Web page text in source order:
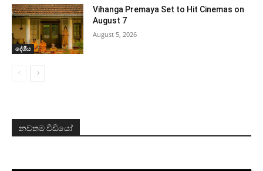
දේශීය
Vihanga Premaya Set to Hit Cinemas on
August 7
August 5, 2026
නවතම වීඩියෝ